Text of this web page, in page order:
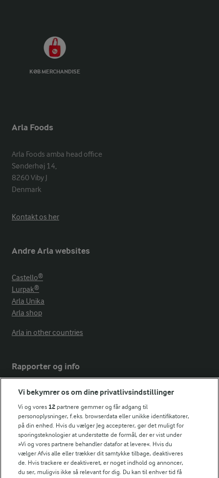
KØB MERCHANDISE
Arla Foods
Arla Foods amba head office
Sønderhøj 14,
8260 Viby J
Denmark
Kontakt os her
Andre Arla websites
Castello®
Lurpak®
Arla Unika
Arla shop
Arla in other countries
Rapporter og info
Årsrapport
FarmAhead™ Check rapport
Andelshaverinfo: Mælkepris
Fødevarestyrelsens smiley-rapporter for Arla Foods
Fødevarestyrelsens smiley-rapporter for Jörd
Fødevarestyrelsens smiley-rapporter for Lurpak PB
Vi bekymrer os om dine privatlivsindstillinger
Vi og vores 12 partnere gemmer og får adgang til
personoplysninger, f.eks. browserdata eller unikke identifikatorer,
på din enhed. Hvis du vælger Jeg accepterer, gør det muligt for
sporingsteknologier at understøtte de formål, der er vist under
»Vi og vores partnere behandler datafor at levere«. Hvis du
vælger Afvis alle eller trækker dit samtykke tilbage, deaktiveres
de. Hvis trackere er deaktiveret, er noget indhold og annoncer,
du ser, muligvis ikke så relevant for dig. Du kan til enhver tid få